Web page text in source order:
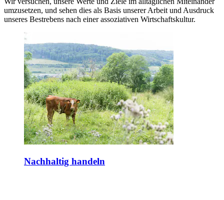
umzusetzen, und sehen dies als Basis unserer Arbeit und Ausdruck
unseres Bestrebens nach einer assoziativen Wirtschaftskultur.
Nachhaltig handeln